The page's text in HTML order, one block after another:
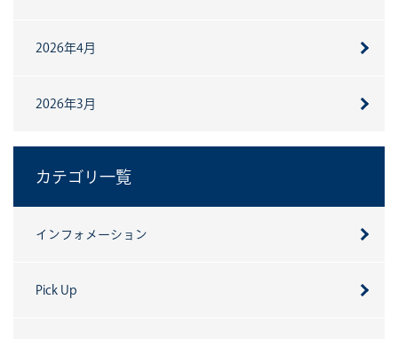
2026年4月
2026年3月
カテゴリ一覧
インフォメーション
Pick Up